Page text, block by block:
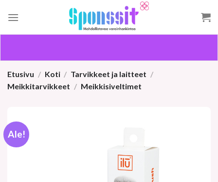
Etusivu / Koti / Tarvikkeet ja laitteet /
Meikkitarvikkeet / Meikkisiveltimet
Ale!